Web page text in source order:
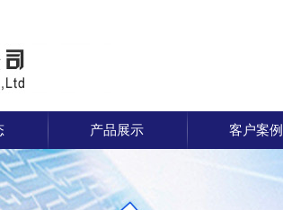
产品展示 客户案例